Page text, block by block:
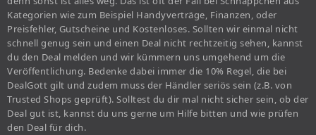
Kategorien wie zum Beispiel Handyverträge, Finanzen, oder
Preisfehler, Gutscheine und Kostenloses. Sollten wir einmal nicht
schnell genug sein und einen Deal nicht rechtzeitig sehen, kannst
du den Deal melden und wir kümmern uns umgehend um die
Veröffentlichung. Bedenke dabei immer die 10% Regel, die bei
DealGott gilt und zudem muss der Händler seriös sein (z.B. von
Trusted Shops geprüft). Solltest du dir mal nicht sicher sein, ob der
Deal gut ist, kannst du uns gerne um Hilfe bitten und wie prüfen
den Deal für dich.